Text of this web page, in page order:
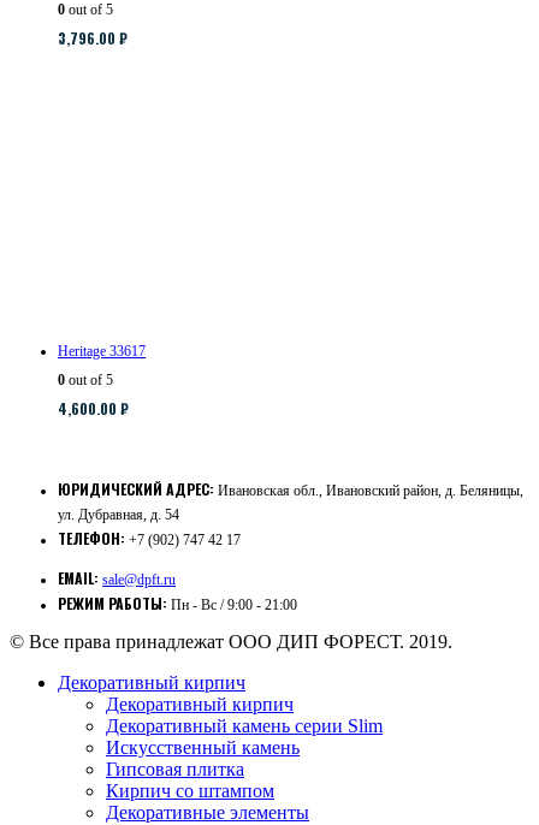
0 out of 5
3,796.00 ₽
Heritage 33617
0 out of 5
4,600.00 ₽
ЮРИДИЧЕСКИЙ АДРЕС: Ивановская обл., Ивановский район, д. Беляницы,
ул. Дубравная, д. 54
ТЕЛЕФОН: +7 (902) 747 42 17
EMAIL: sale@dpft.ru
РЕЖИМ РАБОТЫ: Пн - Вс / 9:00 - 21:00
© Все права принадлежат ООО ДИП ФОРЕСТ. 2019.
Декоративный кирпич
Декоративный кирпич
Декоративный камень серии Slim
Искусственный камень
Гипсовая плитка
Кирпич со штампом
Декоративные элементы